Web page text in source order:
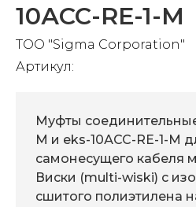
10АСС-RE-1-M
TOO "Sigma Corporation"
Артикул:
Муфты
M и eks-10АСС-RE-1-M
самонесущего кабеля
Виски (multi-wiski) с
сшитого полиэтилена